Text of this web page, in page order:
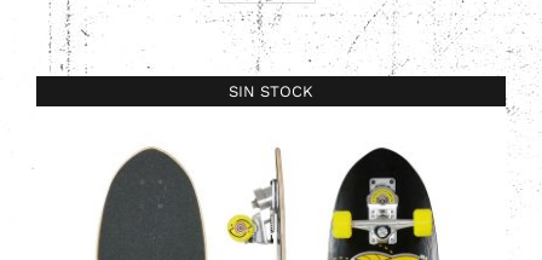
ACTIVIDADES
SIN STOCK